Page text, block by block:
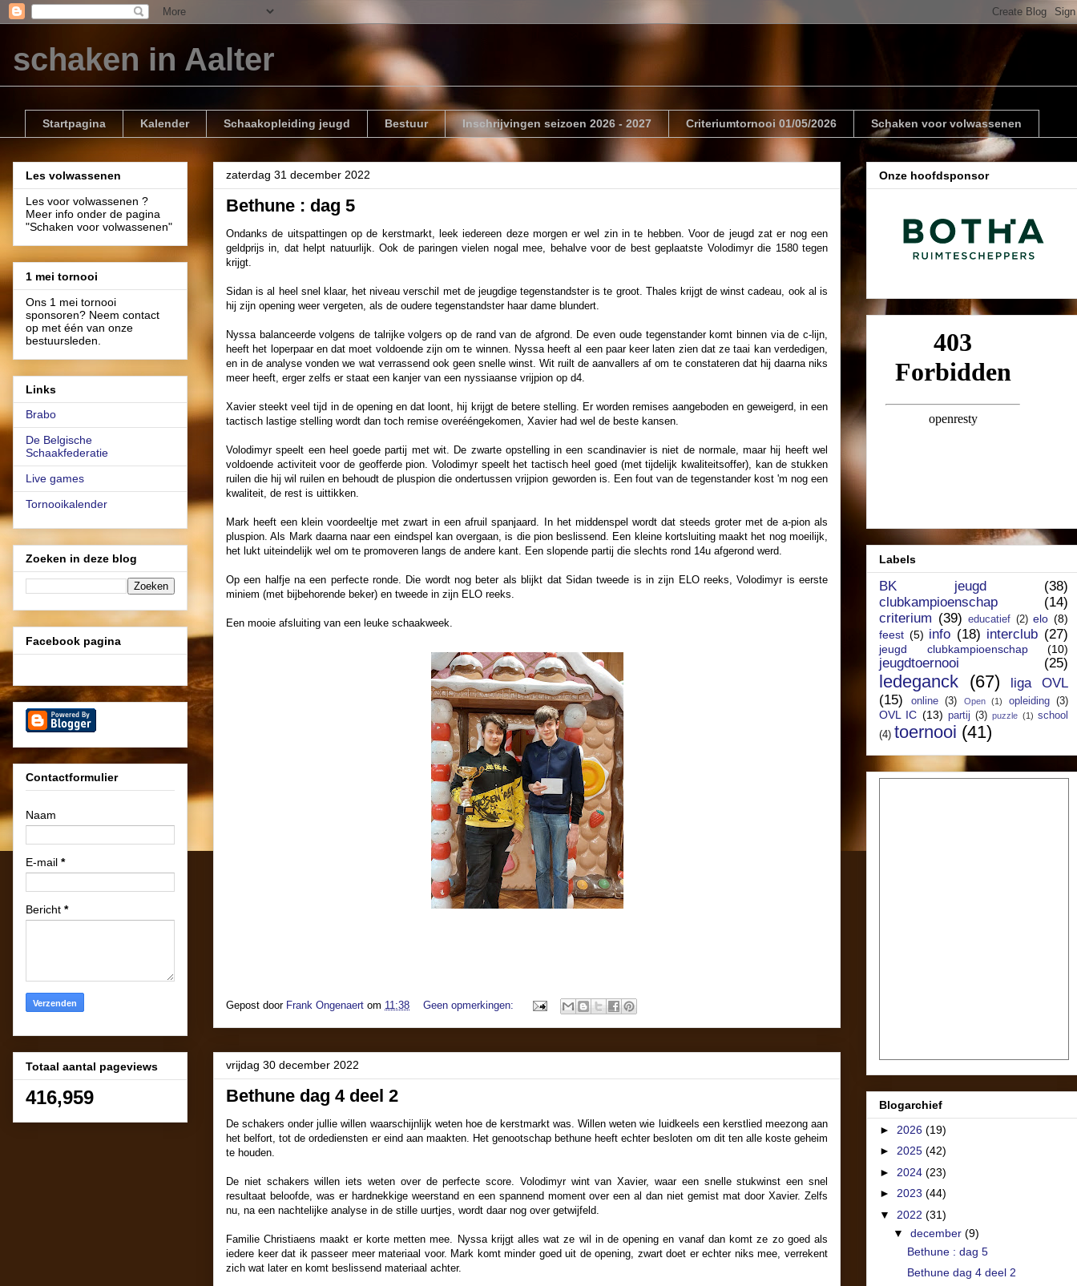
schaken in Aalter
Startpagina Kalender Schaakopleiding jeugd Bestuur Inschrijvingen seizoen 2026 - 2027 Criteriumtornooi 01/05/2026 Schaken voor volwassenen
zaterdag 31 december 2022
Bethune : dag 5
Ondanks de uitspattingen op de kerstmarkt, leek iedereen deze morgen er wel zin in te hebben. Voor de jeugd zat er nog een
geldprijs in, dat helpt natuurlijk. Ook de paringen vielen nogal mee, behalve voor de best geplaatste Volodimyr die 1580 tegen
krijgt.
Sidan is al heel snel klaar, het niveau verschil met de jeugdige tegenstandster is te groot. Thales krijgt de winst cadeau, ook al is
hij zijn opening weer vergeten, als de oudere tegenstandster haar dame blundert.
Nyssa balanceerde volgens de talrijke volgers op de rand van de afgrond. De even oude tegenstander komt binnen via de c-lijn,
heeft het loperpaar en dat moet voldoende zijn om te winnen. Nyssa heeft al een paar keer laten zien dat ze taai kan verdedigen,
en in de analyse vonden we wat verrassend ook geen snelle winst. Wit ruilt de aanvallers af om te constateren dat hij daarna niks
meer heeft, erger zelfs er staat een kanjer van een nyssiaanse vrijpion op d4.
Xavier steekt veel tijd in de opening en dat loont, hij krijgt de betere stelling. Er worden remises aangeboden en geweigerd, in een
tactisch lastige stelling wordt dan toch remise overééngekomen, Xavier had wel de beste kansen.
Volodimyr speelt een heel goede partij met wit. De zwarte opstelling in een scandinavier is niet de normale, maar hij heeft wel
voldoende activiteit voor de geofferde pion. Volodimyr speelt het tactisch heel goed (met tijdelijk kwaliteitsoffer), kan de stukken
ruilen die hij wil ruilen en behoudt de pluspion die ondertussen vrijpion geworden is. Een fout van de tegenstander kost 'm nog een
kwaliteit, de rest is uittikken.
Mark heeft een klein voordeeltje met zwart in een afruil spanjaard. In het middenspel wordt dat steeds groter met de a-pion als
pluspion. Als Mark daarna naar een eindspel kan overgaan, is die pion beslissend. Een kleine kortsluiting maakt het nog moeilijk,
het lukt uiteindelijk wel om te promoveren langs de andere kant. Een slopende partij die slechts rond 14u afgerond werd.
Op een halfje na een perfecte ronde. Die wordt nog beter als blijkt dat Sidan tweede is in zijn ELO reeks, Volodimyr is eerste
miniem (met bijbehorende beker) en tweede in zijn ELO reeks.
Een mooie afsluiting van een leuke schaakweek.
Gepost door Frank Ongenaert om 11:38 Geen opmerkingen:
vrijdag 30 december 2022
Bethune dag 4 deel 2
De schakers onder jullie willen waarschijnlijk weten hoe de kerstmarkt was. Willen weten wie luidkeels een kerstlied meezong aan
het belfort, tot de ordediensten er eind aan maakten. Het genootschap bethune heeft echter besloten om dit ten alle koste geheim
te houden.
De niet schakers willen iets weten over de perfecte score. Volodimyr wint van Xavier, waar een snelle stukwinst een snel
resultaat beloofde, was er hardnekkige weerstand en een spannend moment over een al dan niet gemist mat door Xavier. Zelfs
nu, na een nachtelijke analyse in de stille uurtjes, wordt daar nog over getwijfeld.
Familie Christiaens maakt er korte metten mee. Nyssa krijgt alles wat ze wil in de opening en vanaf dan komt ze zo goed als
iedere keer dat ik passeer meer materiaal voor. Mark komt minder goed uit de opening, zwart doet er echter niks mee, verrekent
zich wat later en komt beslissend materiaal achter.
Les volwassenen
Les voor volwassenen ?
Meer info onder de pagina
"Schaken voor volwassenen"
1 mei tornooi
Ons 1 mei tornooi
sponsoren? Neem contact
op met één van onze
bestuursleden.
Links
Brabo
De Belgische
Schaakfederatie
Live games
Tornooikalender
Zoeken in deze blog
Facebook pagina
Contactformulier
Naam
E-mail *
Bericht *
Totaal aantal pageviews
416,959
Onze hoofdsponsor
Labels
BK jeugd
(38)
clubkampioenschap
(14)
criterium (39) educatief (2) elo (8)
feest (5) info (18) interclub (27)
jeugd clubkampioenschap (10)
jeugdtoernooi (25)
ledeganck (67)
liga OVL
(15)
online (3) Open (1) opleiding (3)
OVL IC (13) partij (3) puzzle (1) school
(4) toernooi (41)
Blogarchief
► 2026 (19)
► 2025 (42)
► 2024 (23)
► 2023 (44)
▼ 2022 (31)
▼ december (9)
Bethune : dag 5
Bethune dag 4 deel 2